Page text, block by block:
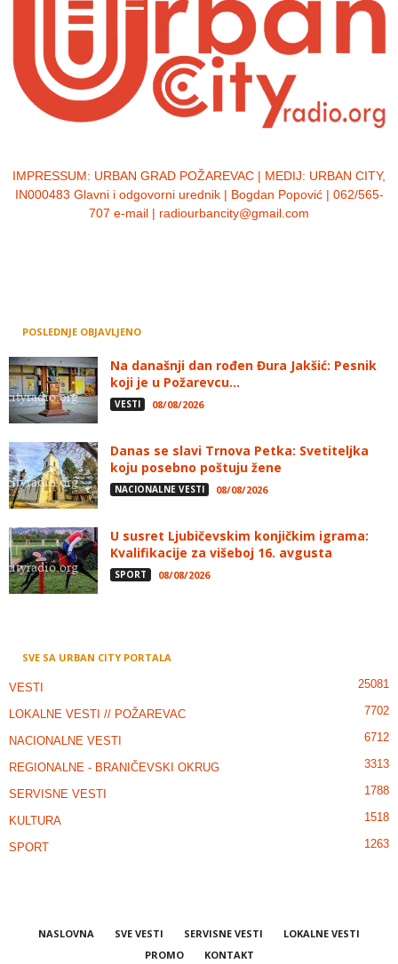
IMPRESSUM: URBAN GRAD POŽAREVAC | MEDIJ: URBAN CITY,
IN000483 Glavni i odgovorni urednik | Bogdan Popović | 062/565-
707 e-mail | radiourbancity@gmail.com
POSLEDNJE OBJAVLJENO
Na današnji dan rođen Đura Jakšić: Pesnik
koji je u Požarevcu...
VESTI 08/08/2026
Danas se slavi Trnova Petka: Svetiteljka
koju posebno poštuju žene
NACIONALNE VESTI 08/08/2026
U susret Ljubičevskim konjičkim igrama:
Kvalifikacije za višeboj 16. avgusta
SPORT 08/08/2026
SVE SA URBAN CITY PORTALA
VESTI 25081
LOKALNE VESTI // POŽAREVAC 7702
NACIONALNE VESTI 6712
REGIONALNE - BRANIČEVSKI OKRUG 3313
SERVISNE VESTI 1788
KULTURA 1518
SPORT 1263
NASLOVNA SVE VESTI SERVISNE VESTI
LOKALNE VESTI
PROMO
KONTAKT